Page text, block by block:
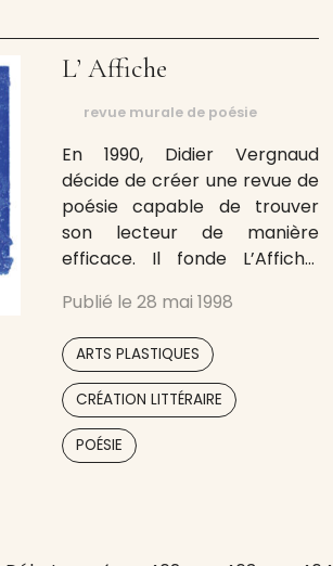
L’ Affiche
revue murale de poésie
En 1990, Didier Vergnaud
décide de créer une revue de
poésie capable de trouver
son lecteur de manière
efficace. Il fonde L’Affiche,
exposée dans les
bibliothèques, les universités,
les écoles, les centres d’arts,
et dans la rue. Ceci pour
affirmer un accès direct à la
lecture, et restituer la
création dans
Publié le 28 mai 1998
ARTS PLASTIQUES
CRÉATION LITTÉRAIRE
POÉSIE